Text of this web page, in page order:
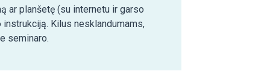
ar planšetę (su internetu ir garso
Kilus nesklandumams,
seminaro.